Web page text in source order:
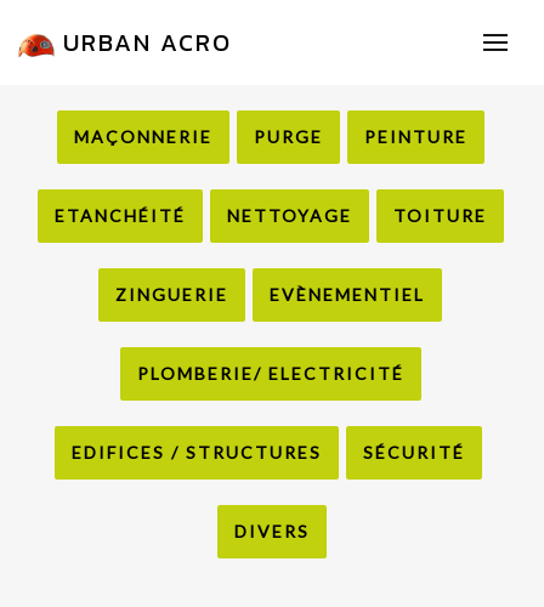
URBAN ACRO
MAÇONNERIE PURGE PEINTURE
ETANCHÉITÉ NETTOYAGE TOITURE
ZINGUERIE EVÈNEMENTIEL
PLOMBERIE/ ELECTRICITÉ
EDIFICES / STRUCTURES SÉCURITÉ
DIVERS